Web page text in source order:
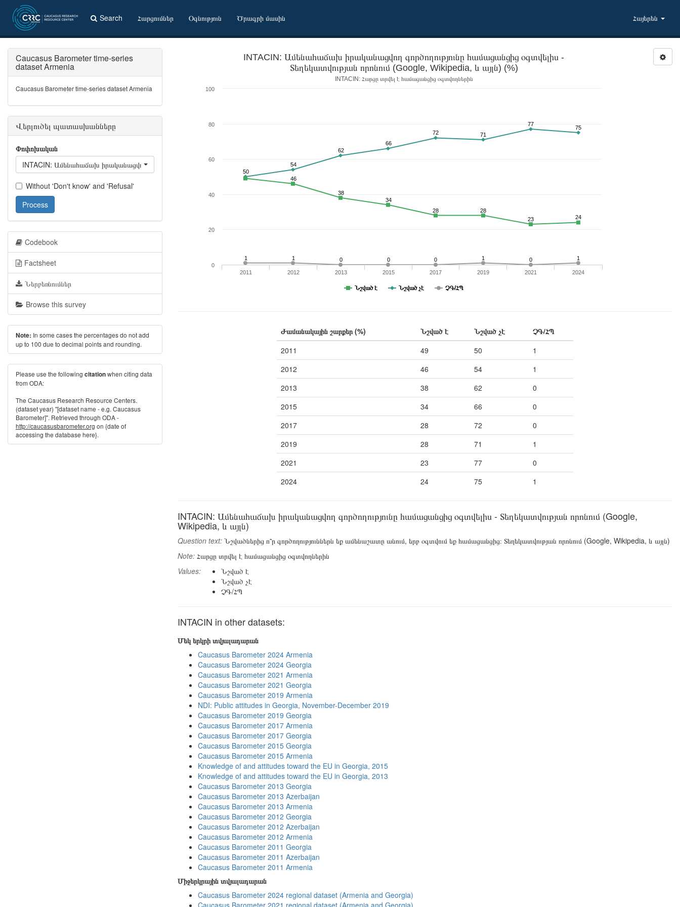
Search Հարցումներ Օգնություն Ծրագրի մասին Հայերեն
INTACIN: Ամենահաճախ իրականացվող գործողությունը համացանցից օգտվելիս -
Տեղեկատվության որոնում (Google, Wikipedia, և այլն) (%)
INTACIN: Հարցը տրվել է համացանցից օգտվողներին
1 1 0 0 0 1 0 1
50
54
62
66
72 71
77
75
46
38
34
28
28
23
24
Նշված է Նշված չէ ՉԳ/ՀՊ
2011 2012 2013 2015 2017 2019 2021 2024
0
20
40
60
80
100
Ժամանակային շարքեր (%) Նշված է Նշված չէ
ՉԳ/ՀՊ
2011
49 50
1
2012
46 54
1
2013
38 62
0
2015
34 66
0
2017
28 72
0
2019
28 71
1
2021
23 77
0
2024
24 75 1
INTACIN: Ամենահաճախ իրականացվող գործողությունը համացանցից օգտվելիս - Տեղեկատվության որոնում (Google,
Wikipedia, և այլն)
Question text: Նշվածներից ո՞ր գործողություններն եք ամենաշատը անում, երբ օգտվում եք համացանցից։ Տեղեկատվության որոնում (Google, Wikipedia, և այլն)
Note: Հարցը տրվել է համացանցից օգտվողներին
Values:
Նշված է
Նշված չէ
ՉԳ/ՀՊ
INTACIN in other datasets:
Մեկ երկրի տվյալադարան
Caucasus Barometer 2024 Armenia
Caucasus Barometer 2024 Georgia
Caucasus Barometer 2021 Armenia
Caucasus Barometer 2021 Georgia
Caucasus Barometer 2019 Armenia
NDI: Public attitudes in Georgia, November-December 2019
Caucasus Barometer 2019 Georgia
Caucasus Barometer 2017 Armenia
Caucasus Barometer 2017 Georgia
Caucasus Barometer 2015 Georgia
Caucasus Barometer 2015 Armenia
Knowledge of and attitudes toward the EU in Georgia, 2015
Knowledge of and attitudes toward the EU in Georgia, 2013
Caucasus Barometer 2013 Georgia
Caucasus Barometer 2013 Azerbaijan
Caucasus Barometer 2013 Armenia
Caucasus Barometer 2012 Georgia
Caucasus Barometer 2012 Azerbaijan
Caucasus Barometer 2012 Armenia
Caucasus Barometer 2011 Georgia
Caucasus Barometer 2011 Azerbaijan
Caucasus Barometer 2011 Armenia
Միջերկրային տվյալադարան
Caucasus Barometer 2024 regional dataset (Armenia and Georgia)
Caucasus Barometer 2021 regional dataset (Armenia and Georgia)
Caucasus Barometer time-series
dataset Armenia
Caucasus Barometer time-series dataset Armenia
Վերլուծել պատասխանները
Փոփոխական
INTACIN: Ամենահաճախ իրականացվող գործողությունը համացանցից օգտվելիս - Տեղեկատվության որոնում (Google, Wikipedia, և այլն)
Without 'Don't know' and 'Refusal'
Process
Codebook
Factsheet
Ներբեռնումներ
Browse this survey
Note: In some cases the percentages do not add
up to 100 due to decimal points and rounding.
Please use the following citationwhen citing data
from ODA:
The Caucasus Research Resource Centers.
(dataset year) "[dataset name - e.g. Caucasus
Barometer]". Retrieved through ODA -
http://caucasusbarometer.org on {date of
accessing the database here}.